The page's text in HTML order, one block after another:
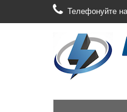
Телефонуйте